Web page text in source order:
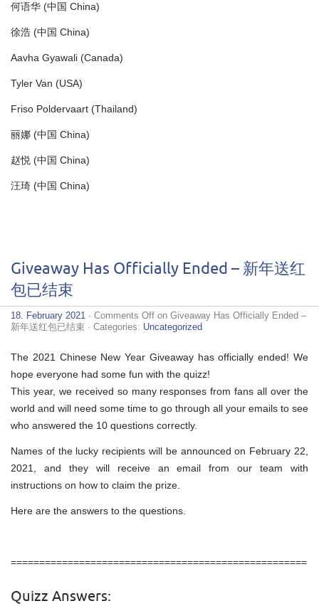
何语华 (中国 China)
徐浩 (中国 China)
Aavha Gyawali (Canada)
Tyler Van (USA)
Friso Poldervaart (Thailand)
丽娜 (中国 China)
赵悦 (中国 China)
汪琦 (中国 China)
Giveaway Has Officially Ended – 新年送红
包已结束
18. February 2021 · Comments Off on Giveaway Has Officially Ended –
新年送红包已结束 · Categories: Uncategorized
The 2021 Chinese New Year Giveaway has officially ended! We
hope everyone had some fun with the quizz!
This year, we received so many responses from fans all over the
world and will need some time to go through all your emails to see
who answered the 10 questions correctly.
Names of the lucky recipients will be announced on February 22,
2021, and they will receive an email from our team with
instructions on how to claim the prize.
Here are the answers to the questions.
====================================================
Quizz Answers: